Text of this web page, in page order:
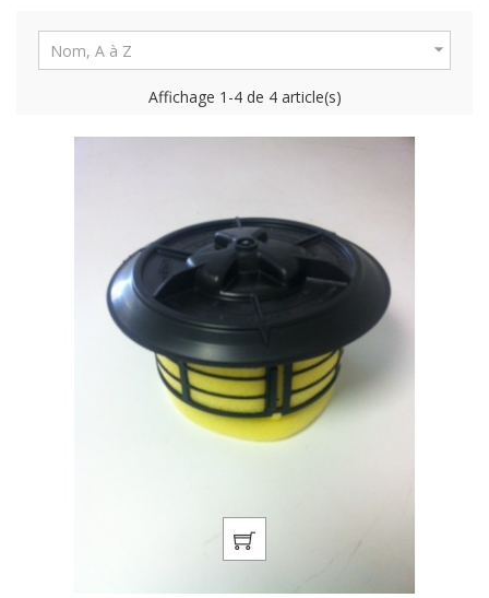
Nom, A à Z 
Affichage 1-4 de 4 article(s)